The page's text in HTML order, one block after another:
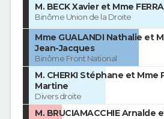
M. BECK Xavier et Mme
Binôme Union de la Droite
Mme GUALANDI Nathalie et
Jean-Jacques
Binôme Front National
M. CHERKI Stéphane et Mme
Martine
Divers droite
M. BRUCIAMACCHIE Arnalde